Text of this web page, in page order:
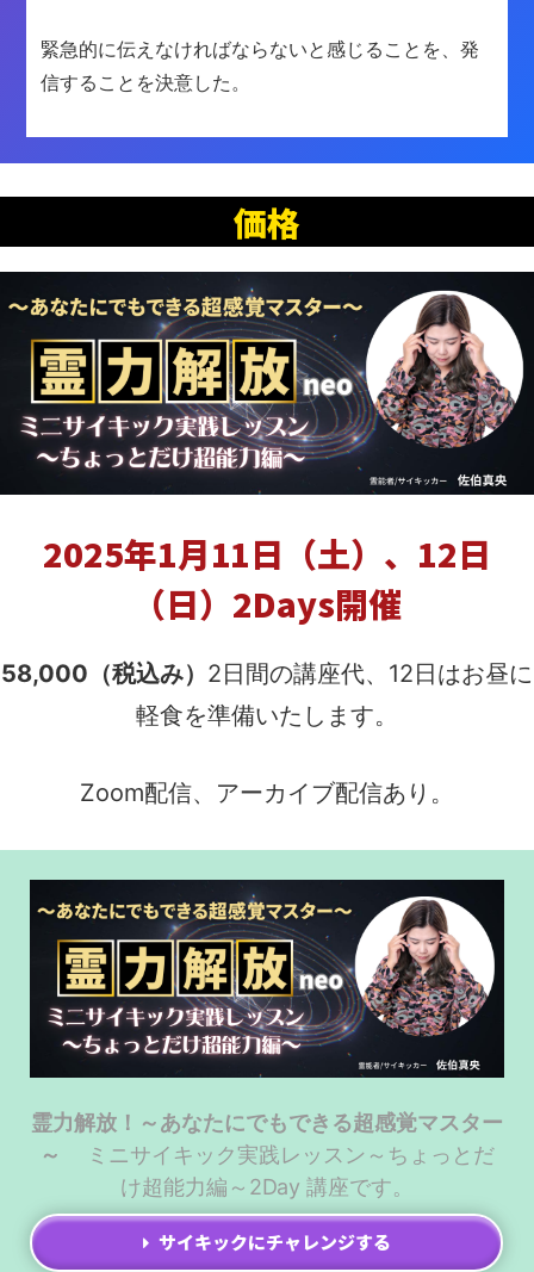
緊急的に伝えなければならないと感じることを、発
信することを決意した。
価格
2025年1月11日（土）、 12日
（日）2Days開催
58,000（税込み） 2日間の講座代、12日はお昼に
軽食を準備いたします。
Zoom配信、アーカイブ配信あり。
霊力解放！ ～あなたにでもできる超感覚マスター
～
ミニサイキック実践レッスン ～ちょっとだ
け超能力編～ 2Day 講座です。
サイキックにチャレンジする